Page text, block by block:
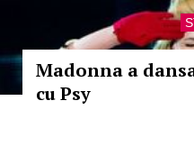
Madonna a
cu Psy